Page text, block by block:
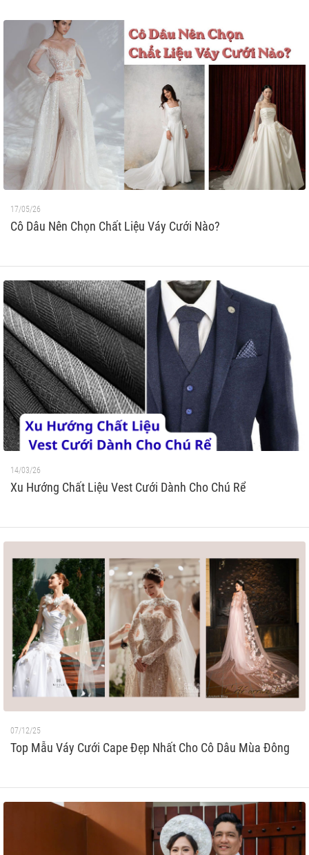
17/05/26
Cô Dâu Nên Chọn Chất Liệu Váy Cưới Nào?
14/03/26
Xu Hướng Chất Liệu Vest Cưới Dành Cho Chú Rể
07/12/25
Top Mẫu Váy Cưới Cape Đẹp Nhất Cho Cô Dâu Mùa Đông